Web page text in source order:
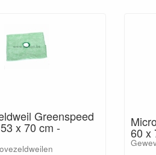
Greenspeed
x 70 cm - 60 x